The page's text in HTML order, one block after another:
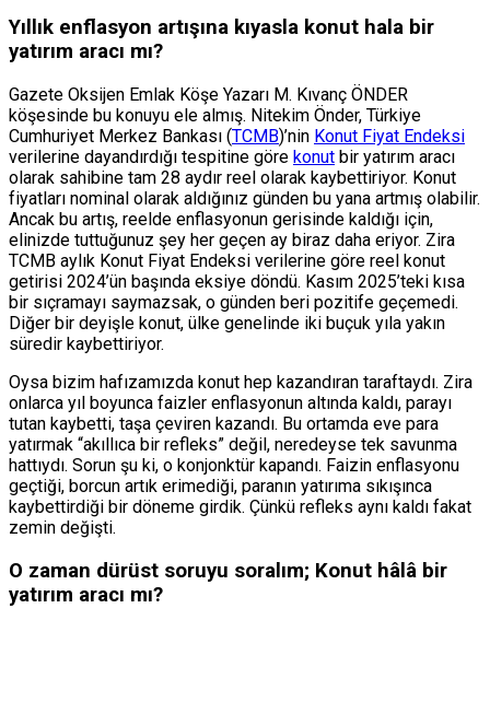
Yıllık enflasyon artışına kıyasla konut hala bir
yatırım aracı mı?
Gazete Oksijen Emlak Köşe Yazarı M. Kıvanç ÖNDER
köşesinde bu konuyu ele almış. Nitekim Önder, Türkiye
Cumhuriyet Merkez Bankası (TCMB)’nin Konut Fiyat Endeksi
verilerine dayandırdığı tespitine göre konut bir yatırım aracı
olarak sahibine tam 28 aydır reel olarak kaybettiriyor. Konut
fiyatları nominal olarak aldığınız günden bu yana artmış olabilir.
Ancak bu artış, reelde enflasyonun gerisinde kaldığı için,
elinizde tuttuğunuz şey her geçen ay biraz daha eriyor. Zira
TCMB aylık Konut Fiyat Endeksi verilerine göre reel konut
getirisi 2024’ün başında eksiye döndü. Kasım 2025’teki kısa
bir sıçramayı saymazsak, o günden beri pozitife geçemedi.
Diğer bir deyişle konut, ülke genelinde iki buçuk yıla yakın
süredir kaybettiriyor.
Oysa bizim hafızamızda konut hep kazandıran taraftaydı. Zira
onlarca yıl boyunca faizler enflasyonun altında kaldı, parayı
tutan kaybetti, taşa çeviren kazandı. Bu ortamda eve para
yatırmak “akıllıca bir refleks” değil, neredeyse tek savunma
hattıydı. Sorun şu ki, o konjonktür kapandı. Faizin enflasyonu
geçtiği, borcun artık erimediği, paranın yatırıma sıkışınca
kaybettirdiği bir döneme girdik. Çünkü refleks aynı kaldı fakat
zemin değişti.
O zaman dürüst soruyu soralım; Konut hâlâ bir
yatırım aracı mı?